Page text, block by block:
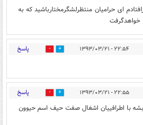
ای حرامیان منتظرلشگرمختارباشید که به
خواهدگرفت
۲۲:۵۴ - ۱۳۹۳/۰۳/۲۱ 1 پاسخ
۲۲:۵۵ - ۱۳۹۳/۰۳/۲۱ 1 پاسخ
با اطرافییان اشغال صفت حیف اسم حیوون